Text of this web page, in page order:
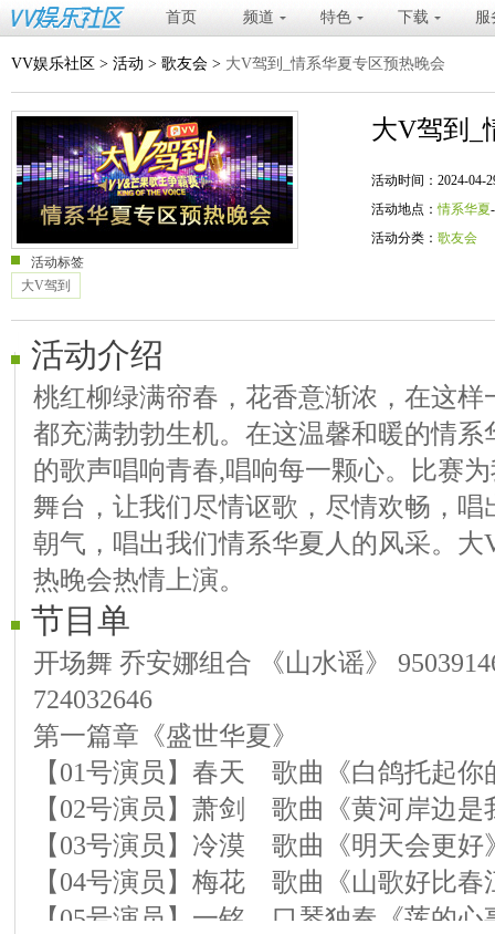
首页 频道 特色 下载 服
VV娱乐社区 > 活动 > 歌友会 > 大V驾到_情系华夏专区预热晚会
大V驾到_
活动时间：2024-04-
活动地点：情系华夏
活动分类： 歌友会
活动标签
大V驾到
活动介绍
桃红柳绿满帘春，花香意渐浓，在这
都充满勃勃生机。在这温馨和暖的情
的歌声唱响青春,唱响每一颗心。比赛
舞台，让我们尽情讴歌，尽情欢畅，
朝气，唱出我们情系华夏人的风采。
热晚会热情上演。
节目单
开场舞 乔安娜组合 《山水谣》
724032646
第一篇章《盛世华夏》
【01号演员】春天 歌曲《白鸽托起你
【02号演员】萧剑 歌曲《黄河岸边是
【03号演员】冷漠 歌曲《明天会更
【04号演员】梅花 歌曲《山歌好
【05号演员】一铭 口琴独奏《莲的心